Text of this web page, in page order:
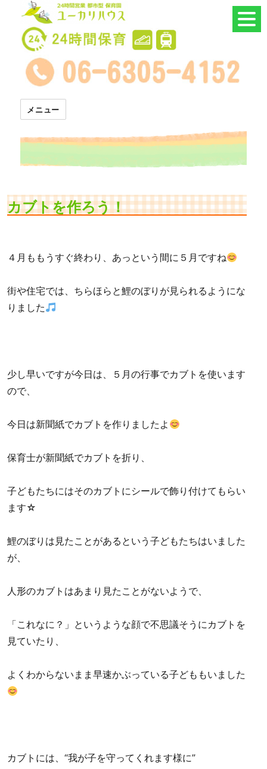
24時間託児所 ユーカリハウス
メニュー
カブトを作ろう！
４月ももうすぐ終わり、あっという間に５月ですね
街や住宅では、ちらほらと鯉のぼりが見られるようにな
りました
少し早いですが今日は、５月の行事でカブトを使います
ので、
今日は新聞紙でカブトを作りましたよ
保育士が新聞紙でカブトを折り、
子どもたちにはそのカブトにシールで飾り付けてもらい
ます☆
鯉のぼりは見たことがあるという子どもたちはいました
が、
人形のカブトはあまり見たことがないようで、
「これなに？」というような顔で不思議そうにカブトを
見ていたり、
よくわからないまま早速かぶっている子どももいました
カブトには、“我が子を守ってくれます様に”